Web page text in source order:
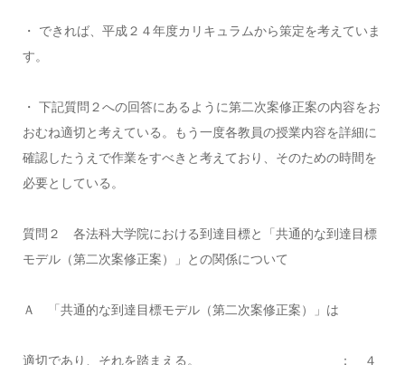
・ できれば、平成２４年度カリキュラムから策定を考えていま
す。
・ 下記質問２への回答にあるように第二次案修正案の内容をお
おむね適切と考えている。もう一度各教員の授業内容を詳細に
確認したうえで作業をすべきと考えており、そのための時間を
必要としている。
質問２ 各法科大学院における到達目標と「共通的な到達目標
モデル（第二次案修正案）」との関係について
Ａ 「共通的な到達目標モデル（第二次案修正案）」は
適切であり、それを踏まえる。 ： ４